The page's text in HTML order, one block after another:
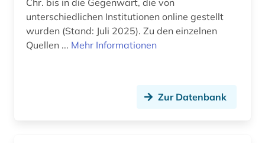
Chr. bis in die Gegenwart, die von
unterschiedlichen Institutionen online gestellt
wurden (Stand: Juli 2025). Zu den einzelnen
Quellen ... Mehr Informationen
Zur Datenbank